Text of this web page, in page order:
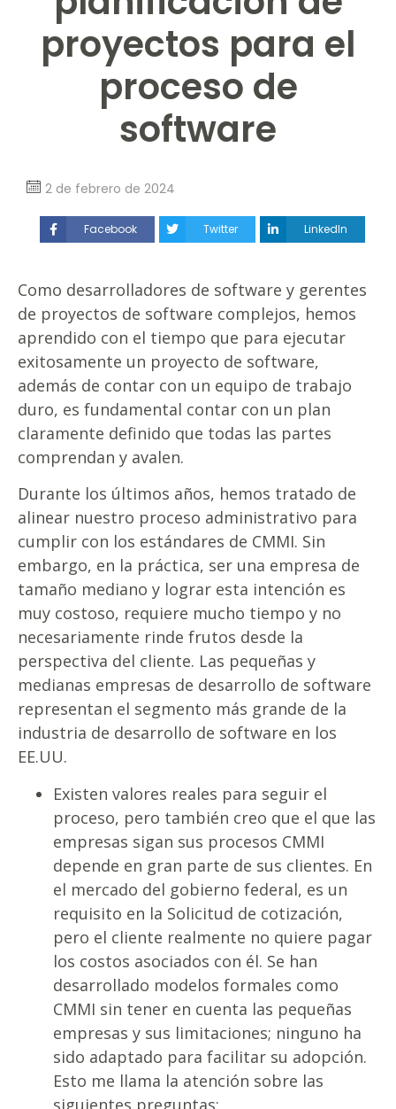
proyectos para el
proceso de
software
2 de febrero de 2024
Facebook Twitter LinkedIn
Como desarrolladores de software y gerentes
de proyectos de software complejos, hemos
aprendido con el tiempo que para ejecutar
exitosamente un proyecto de software,
además de contar con un equipo de trabajo
duro, es fundamental contar con un plan
claramente definido que todas las partes
comprendan y avalen.
Durante los últimos años, hemos tratado de
alinear nuestro proceso administrativo para
cumplir con los estándares de CMMI. Sin
embargo, en la práctica, ser una empresa de
tamaño mediano y lograr esta intención es
muy costoso, requiere mucho tiempo y no
necesariamente rinde frutos desde la
perspectiva del cliente. Las pequeñas y
medianas empresas de desarrollo de software
representan el segmento más grande de la
industria de desarrollo de software en los
EE.UU.
Existen valores reales para seguir el
proceso, pero también creo que el que las
empresas sigan sus procesos CMMI
depende en gran parte de sus clientes. En
el mercado del gobierno federal, es un
requisito en la Solicitud de cotización,
pero el cliente realmente no quiere pagar
los costos asociados con él. Se han
desarrollado modelos formales como
CMMI sin tener en cuenta las pequeñas
empresas y sus limitaciones; ninguno ha
sido adaptado para facilitar su adopción.
Esto me llama la atención sobre las
siguientes preguntas: